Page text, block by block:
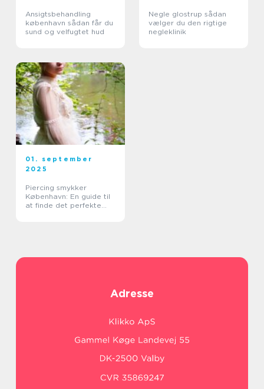
Ansigtsbehandling
københavn sådan får du
sund og velfugtet hud
Negle glostrup sådan
vælger du den rigtige
negleklinik
01. september
2025
Piercing smykker
København: En guide til
at finde det perfekte
Adresse